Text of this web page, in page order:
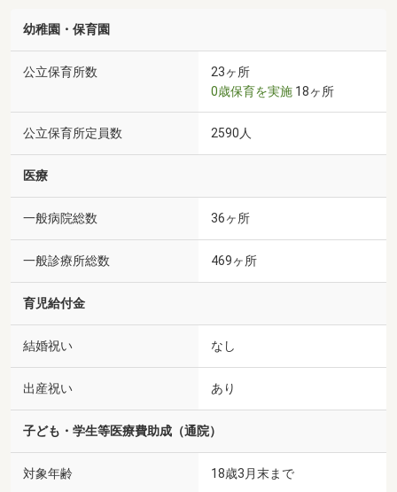
幼稚園・保育園
公立保育所数
23ヶ所
0歳保育を実施 18ヶ所
公立保育所定員数 2590人
医療
一般病院総数 36ヶ所
一般診療所総数 469ヶ所
育児給付金
結婚祝い なし
出産祝い あり
子ども・学生等医療費助成（通院）
対象年齢 18歳3月末まで